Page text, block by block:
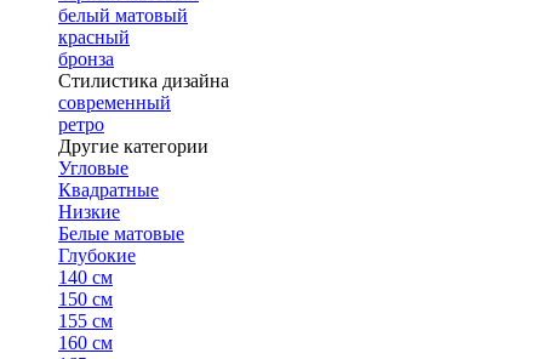
белый матовый
красный
бронза
Стилистика дизайна
современный
ретро
Другие категории
Угловые
Квадратные
Низкие
Белые матовые
Глубокие
140 см
150 см
155 см
160 см